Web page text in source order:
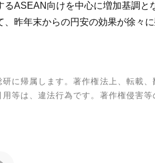
ASEAN向けを中心に増加基調
昨年末からの円安の効果が徐々
に帰属します。著作権法上、転載
等は、違法行為です。著作権侵害